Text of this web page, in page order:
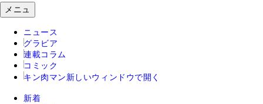
メニュ
ニュース
グラビア
連載コラム
コミック
キン肉マン 新しいウィンドウで開く
新着